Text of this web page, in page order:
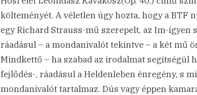
költeményét. A véletlen úgy hozta, hogy a BTF
egy Richard Strauss-mű szerepelt, az Im-ígyen
ráadásul – a mondanivalót tekintve – a két mű
Mindkettő – ha szabad az irodalmat segítségül
fejlődés-, ráadásul a Heldenleben énregény, s
mondanivalót tartalmaz. Dús vagy éppen